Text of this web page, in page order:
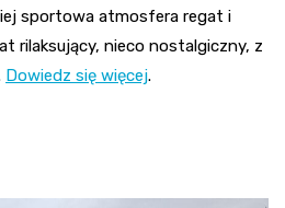
sportowa atmosfera regat i
rilaksujący, nieco nostalgiczny, z
Dowiedz się więcej.